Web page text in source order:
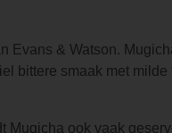
Evans & Watson.
bittere smaak met
ook vaak